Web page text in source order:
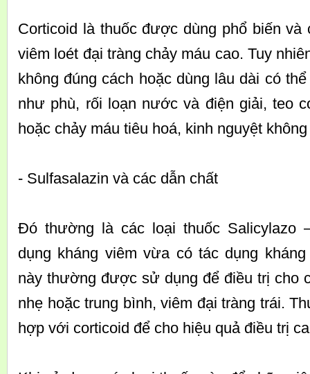
Corticoid là thuốc được dùng phổ biến và
viêm loét đại tràng chảy máu cao. Tuy
không đúng cách hoặc dùng lâu dài có
như phù, rối loạn nước và điện giải, teo
hoặc chảy máu tiêu hoá, kinh nguyệt
- Sulfasalazin và các dẫn chất
Đó thường là các loại thuốc Salicylazo
dụng kháng viêm vừa có tác dụng
này thường được sử dụng để điều trị cho
nhẹ hoặc trung bình, viêm đại tràng trái.
hợp với corticoid để cho hiệu quả điều trị